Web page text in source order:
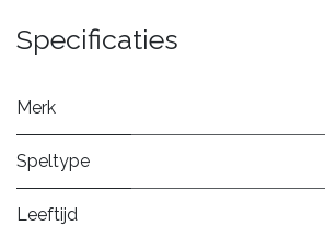
Specificaties
Merk
Speltype
Leeftijd